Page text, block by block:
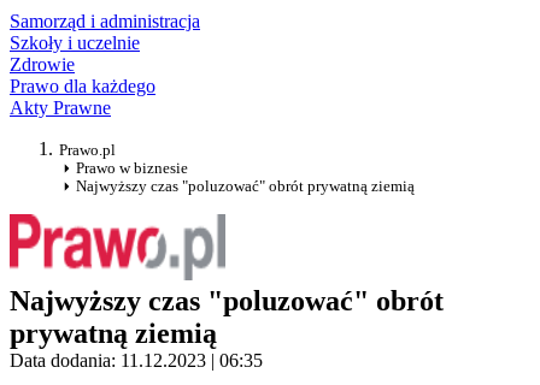
Samorząd i administracja
Szkoły i uczelnie
Zdrowie
Prawo dla każdego
Akty Prawne
Prawo.pl
Prawo w biznesie
Najwyższy czas "poluzować" obrót prywatną ziemią
Najwyższy czas "poluzować" obrót
prywatną ziemią
Data dodania: 11.12.2023 | 06:35